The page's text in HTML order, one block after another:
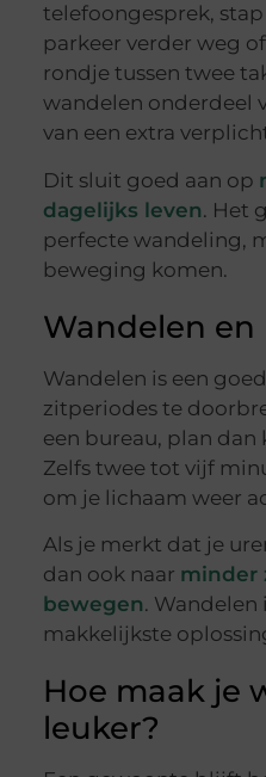
telefoongesprek,
parkeer verder weg
rondje tussen twee
wandelen onderdeel
van een extra
Dit sluit goed aan op
dagelijks leven. Het
perfecte wandeling,
beweging komen.
Wandelen
Wandelen is een
zitperiodes te
een bureau, plan
Zelfs twee tot vijf
om je lichaam weer
Als je merkt dat je
dan ook naar minder
bewegen. Wandelen
makkelijkste
Hoe maak je
leuker?